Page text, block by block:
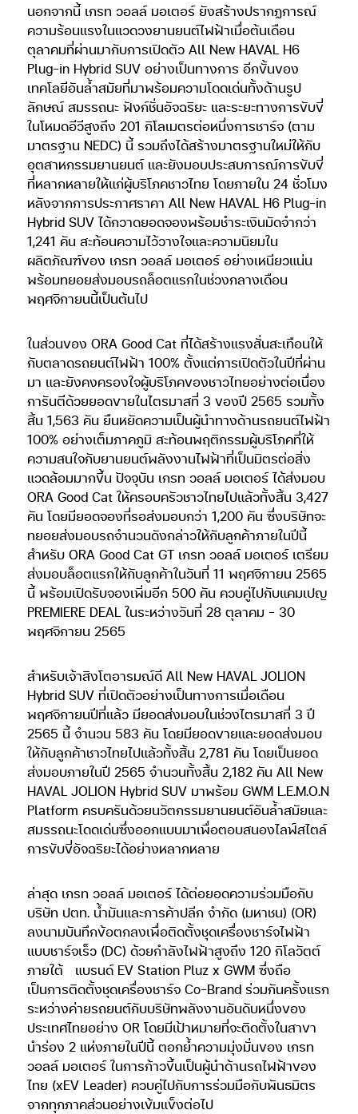
นอกจากนี้ เกรท วอลล์ มอเตอร์ ยังสร้างปรากฏการณ์
ความร้อนแรงในแวดวงยานยนต์ไฟฟ้าเมื่อต้นเดือน
ตุลาคมที่ผ่านมากับการเปิดตัว All New HAVAL H6
Plug-in Hybrid SUV อย่างเป็นทางการ อีกขั้นของ
เทคโลยีอันล้ำสมัยที่มาพร้อมความโดดเด่นทั้งด้านรูป
ลักษณ์ สมรรถนะ ฟังก์ชั่นอัจฉริยะ และระยะทางการขับขี่
ในโหมดอีวีสูงถึง 201 กิโลเมตรต่อหนึ่งการชาร์จ (ตาม
มาตรฐาน NEDC) นี้ รวมถึงได้สร้างมาตรฐานใหม่ให้กับ
อุตสาหกรรมยานยนต์ และยังมอบประสบการณ์การขับขี่
ที่หลากหลายให้แก่ผู้บริโภคชาวไทย โดยภายใน 24 ชั่วโมง
หลังจากการประกาศราคา All New HAVAL H6 Plug-in
Hybrid SUV ได้กวาดยอดจองพร้อมชำระเงินมัดจำกว่า
1,241 คัน สะท้อนความไว้วางใจและความนิยมใน
ผลิตภัณฑ์ของ เกรท วอลล์ มอเตอร์ อย่างเหนียวแน่น
พร้อมทยอยส่งมอบรถล็อตแรกในช่วงกลางเดือน
พฤศจิกายนนี้เป็นต้นไป
ในส่วนของ ORA Good Cat ที่ได้สร้างแรงสั่นสะเทือนให้
กับตลาดรถยนต์ไฟฟ้า 100% ตั้งแต่การเปิดตัวในปีที่ผ่าน
มา และยังคงครองใจผู้บริโภคของชาวไทยอย่างต่อเนื่อง
การันตีด้วยยอดขายในไตรมาสที่ 3 ของปี 2565 รวมทั้ง
สิ้น 1,563 คัน ยืนหยัดความเป็นผู้นำทางด้านรถยนต์ไฟฟ้า
100% อย่างเต็มภาคภูมิ สะท้อนพฤติกรรมผู้บริโภคที่ให้
ความสนใจกับยานยนต์พลังงานไฟฟ้าที่เป็นมิตรต่อสิ่ง
แวดล้อมมากขึ้น ปัจจุบัน เกรท วอลล์ มอเตอร์ ได้ส่งมอบ
ORA Good Cat ให้ครอบครัวชาวไทยไปแล้วทั้งสิ้น 3,427
คัน โดยมียอดจองที่รอส่งมอบกว่า 1,200 คัน ซึ่งบริษัทจะ
ทยอยส่งมอบรถจำนวนดังกล่าวให้กับลูกค้าภายในปีนี้
สำหรับ ORA Good Cat GT เกรท วอลล์ มอเตอร์ เตรียม
ส่งมอบล็อตแรกให้กับลูกค้าในวันที่ 11 พฤศจิกายน 2565
นี้ พร้อมเปิดรับจองเพิ่มอีก 500 คัน ควบคู่ไปกับแคมเปญ
PREMIERE DEAL ในระหว่างวันที่ 28 ตุลาคม – 30
พฤศจิกายน 2565
สำหรับเจ้าสิงโตอารมณ์ดี All New HAVAL JOLION
Hybrid SUV ที่เปิดตัวอย่างเป็นทางการเมื่อเดือน
พฤศจิกายนปีที่แล้ว มียอดส่งมอบในช่วงไตรมาสที่ 3 ปี
2565 นี้ จำนวน 583 คัน โดยมียอดขายและยอดส่งมอบ
ให้กับลูกค้าชาวไทยไปแล้วทั้งสิ้น 2,781 คัน โดยเป็นยอด
ส่งมอบภายในปี 2565 จำนวนทั้งสิ้น 2,182 คัน All New
HAVAL JOLION Hybrid SUV มาพร้อม GWM L.E.M.O.N
Platform ครบครันด้วยนวัตกรรมยานยนต์อันล้ำสมัยและ
สมรรถนะโดดเด่นซึ่งออกแบบมาเพื่อตอบสนองไลฟ์สไตล์
การขับขี่อัจฉริยะได้อย่างหลากหลาย
ล่าสุด เกรท วอลล์ มอเตอร์ ได้ต่อยอดความร่วมมือกับ
บริษัท ปตท. น้ำมันและการค้าปลีก จำกัด (มหาชน) (OR)
ลงนามบันทึกข้อตกลงเพื่อติดตั้งชุดเครื่องชาร์จไฟฟ้า
แบบชาร์จเร็ว (DC) ด้วยกำลังไฟฟ้าสูงถึง 120 กิโลวัตต์
ภายใต้
แบรนด์ EV Station Pluz x GWM ซึ่งถือ
เป็นการติดตั้งชุดเครื่องชาร์จ Co-Brand ร่วมกันครั้งแรก
ระหว่างค่ายรถยนต์กับบริษัทพลังงานอันดับหนึ่งของ
ประเทศไทยอย่าง OR โดยมีเป้าหมายที่จะติดตั้งในสาขา
นำร่อง 2 แห่งภายในปีนี้ ตอกย้ำความมุ่งมั่นของ เกรท
วอลล์ มอเตอร์ ในการก้าวขึ้นเป็นผู้นำด้านรถไฟฟ้าของ
ไทย (xEV Leader) ควบคู่ไปกับการร่วมมือกับพันธมิตร
จากทุกภาคส่วนอย่างเข้มแข็งต่อไป